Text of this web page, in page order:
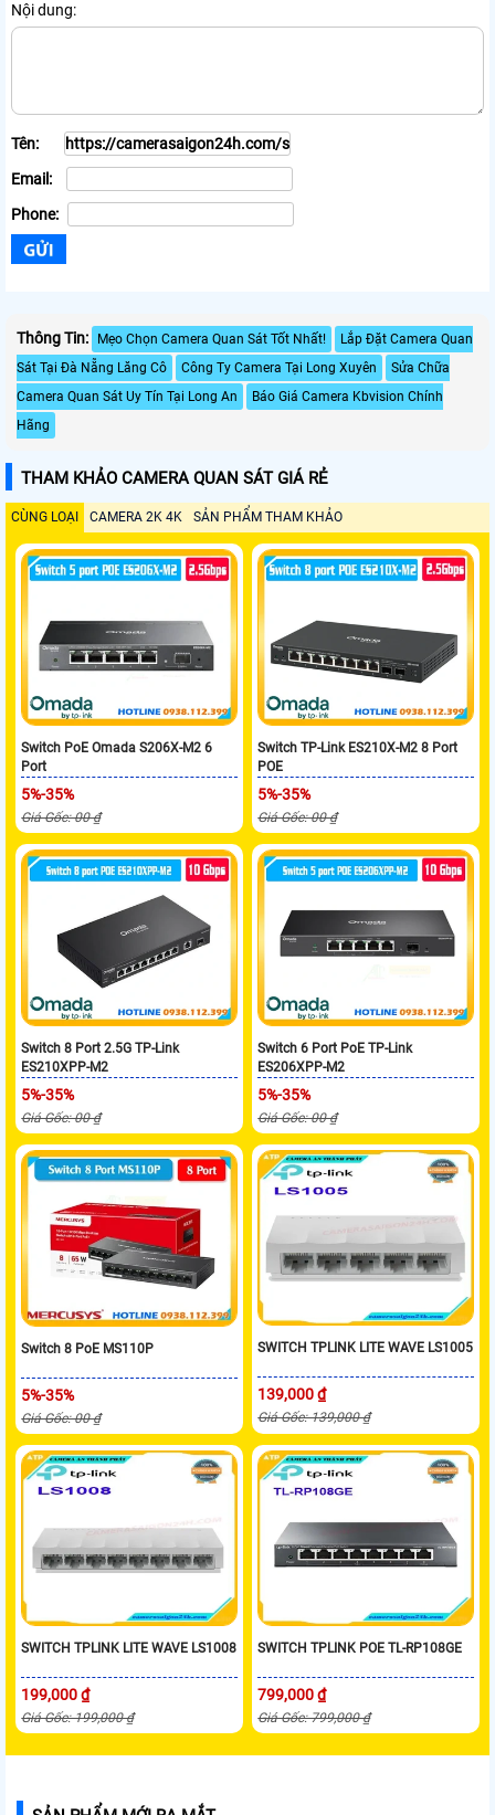
Nội dung:
Tên:
Email:
Phone:
Thông Tin: Mẹo Chọn Camera Quan Sát Tốt Nhất!
Lắp Đặt Camera Quan
Sát Tại Đà Nẵng Lăng Cô
Công Ty Camera Tại Long Xuyên
Sửa Chữa
Camera Quan Sát Uy Tín Tại Long An
Báo Giá Camera Kbvision Chính
Hãng
THAM KHẢO CAMERA QUAN SÁT GIÁ RẺ
CÙNG LOẠI CAMERA 2K 4K SẢN PHẨM THAM KHẢO
Switch PoE Omada S206X-M2 6
Port
5%-35%
Giá Gốc: 00 ₫
Switch TP-Link ES210X-M2 8 Port
POE
5%-35%
Giá Gốc: 00 ₫
Switch 8 Port 2.5G TP-Link
ES210XPP-M2
5%-35%
Giá Gốc: 00 ₫
Switch 6 Port PoE TP-Link
ES206XPP-M2
5%-35%
Giá Gốc: 00 ₫
Switch 8 PoE MS110P
5%-35%
Giá Gốc: 00 ₫
SWITCH TPLINK LITE WAVE LS1005
139,000 ₫
Giá Gốc: 139,000 ₫
SWITCH TPLINK LITE WAVE LS1008
199,000 ₫
Giá Gốc: 199,000 ₫
SWITCH TPLINK POE TL-RP108GE
799,000 ₫
Giá Gốc: 799,000 ₫